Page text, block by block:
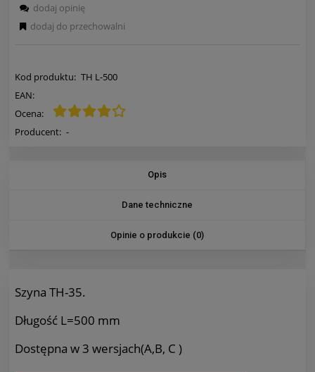
Kod produktu: TH L-500
EAN:
Ocena:
Producent: -
dodaj opinię
dodaj do przechowalni
Opis
Dane techniczne
Opinie o produkcie (0)
Szyna TH-35.
Długość L=500 mm
Dostępna w 3 wersjach(A,B, C )